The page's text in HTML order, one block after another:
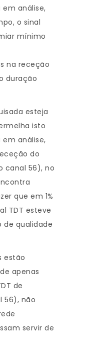
análise,
o sinal
mínimo
na receção
duração
esteja
isto
análise,
do
canal 56), no
que em 1%
TDT esteve
de qualidade
estão
apenas
de
56), não
servir de